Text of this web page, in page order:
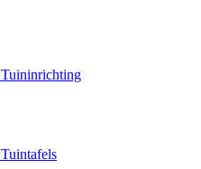
Tuininrichting
Tuintafels